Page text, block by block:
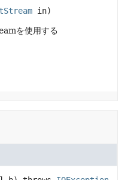
in)
を使用する